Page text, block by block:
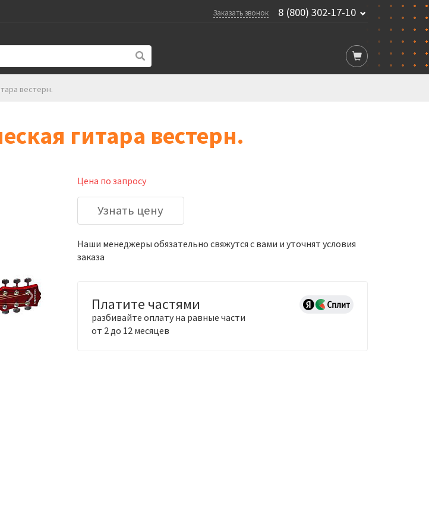
Заказать звонок 8 (800) 302-17-10
вестерн.
гитара вестерн.
›
Цена по запросу
Узнать цену
Наши менеджеры обязательно свяжутся с вами и уточнят условия
заказа
Платите частями
разбивайте оплату на равные части
от 2 до 12 месяцев